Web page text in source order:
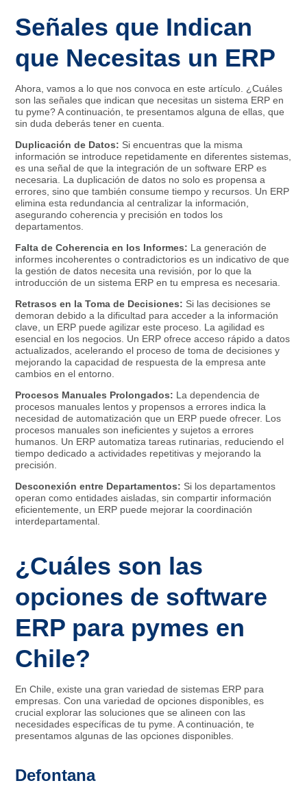
Señales que Indican
que Necesitas un ERP
Ahora, vamos a lo que nos convoca en este artículo. ¿Cuáles
son las señales que indican que necesitas un sistema ERP en
tu pyme? A continuación, te presentamos alguna de ellas, que
sin duda deberás tener en cuenta.
Duplicación de Datos: Si encuentras que la misma
información se introduce repetidamente en diferentes sistemas,
es una señal de que la integración de un software ERP es
necesaria. La duplicación de datos no solo es propensa a
errores, sino que también consume tiempo y recursos. Un ERP
elimina esta redundancia al centralizar la información,
asegurando coherencia y precisión en todos los
departamentos.
Falta de Coherencia en los Informes: La generación de
informes incoherentes o contradictorios es un indicativo de que
la gestión de datos necesita una revisión, por lo que la
introducción de un sistema ERP en tu empresa es necesaria.
Retrasos en la Toma de Decisiones: Si las decisiones se
demoran debido a la dificultad para acceder a la información
clave, un ERP puede agilizar este proceso. La agilidad es
esencial en los negocios. Un ERP ofrece acceso rápido a datos
actualizados, acelerando el proceso de toma de decisiones y
mejorando la capacidad de respuesta de la empresa ante
cambios en el entorno.
Procesos Manuales Prolongados: La dependencia de
procesos manuales lentos y propensos a errores indica la
necesidad de automatización que un ERP puede ofrecer. Los
procesos manuales son ineficientes y sujetos a errores
humanos. Un ERP automatiza tareas rutinarias, reduciendo el
tiempo dedicado a actividades repetitivas y mejorando la
precisión.
Desconexión entre Departamentos: Si los departamentos
operan como entidades aisladas, sin compartir información
eficientemente, un ERP puede mejorar la coordinación
interdepartamental.
¿Cuáles son las
opciones de software
ERP para pymes en
Chile?
En Chile, existe una gran variedad de sistemas ERP para
empresas. Con una variedad de opciones disponibles, es
crucial explorar las soluciones que se alineen con las
necesidades específicas de tu pyme. A continuación, te
presentamos algunas de las opciones disponibles.
Defontana